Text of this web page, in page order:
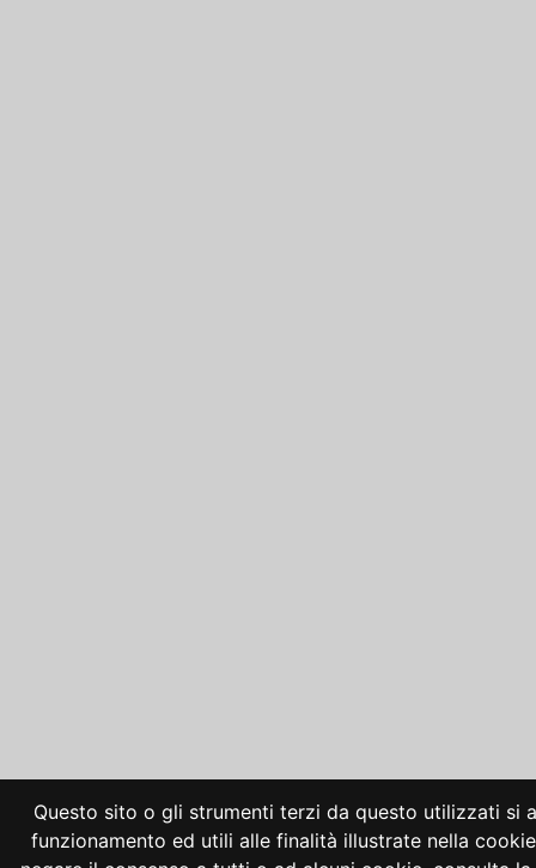
Questo sito o gli strumenti terzi da questo utilizzati si
funzionamento ed utili alle finalità illustrate nella